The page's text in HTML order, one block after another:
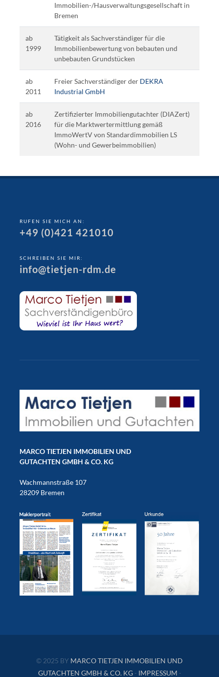
Immobilien-/Hausverwaltungsgesellschaft in
Bremen
ab
1999
Tätigkeit als Sachverständiger für die
Immobilienbewertung von bebauten und
unbebauten Grundstücken
ab
2011
Freier Sachverständiger der DEKRA
Industrial GmbH
ab
2016
Zertifizierter Immobiliengutachter (DIAZert)
für die Marktwertermittlung gemäß
ImmoWertV von Standardimmobilien LS
(Wohn- und Gewerbeimmobilien)
RUFEN SIE MICH AN:
+49 (0)421 421010
SCHREIBEN SIE MIR:
info@tietjen-rdm.de
MARCO TIETJEN IMMOBILIEN UND
GUTACHTEN GMBH & CO. KG
Wachmannstraße 107
28209 Bremen
© 2025 BY MARCO TIETJEN IMMOBILIEN UND
GUTACHTEN GMBH & CO. KG- IMPRESSUM -